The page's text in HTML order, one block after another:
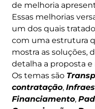
de melhoria
Essas melhorias
um dos quais
com uma estrutura
mostra as soluções,
detalha a proposta e
Os temas são
contratação,
Financiamento,